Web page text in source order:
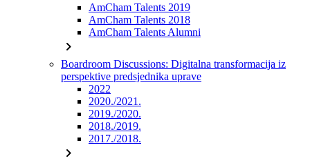
AmCham Talents 2019
AmCham Talents 2018
AmCham Talents Alumni
chevron_right
Boardroom Discussions: Digitalna transformacija iz
perspektive predsjednika uprave
2022
2020./2021.
2019./2020.
2018./2019.
2017./2018.
chevron_right